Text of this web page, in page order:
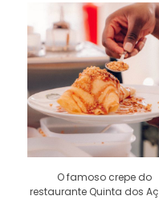
O famoso crepe do
restaurante Quinta dos